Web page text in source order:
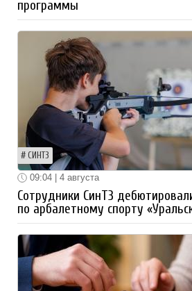
программы
СИНТЗ
09:04 | 4 августа
Сотрудники СинТЗ
по арбалетному спорту